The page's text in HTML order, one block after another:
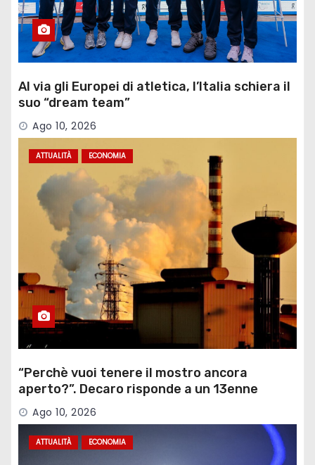
Al via gli Europei di atletica, l’Italia schiera il
suo “dream team”
Ago 10, 2026
ATTUALITÀ ECONOMIA
“Perchè vuoi tenere il mostro ancora
aperto?”. Decaro risponde a un 13enne
sull’ex Ilva
Ago 10, 2026
ATTUALITÀ ECONOMIA